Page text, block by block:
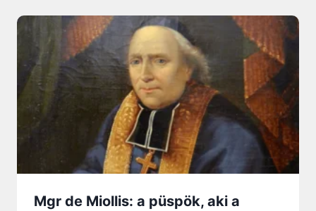
Mgr de Miollis: a püspök, aki a